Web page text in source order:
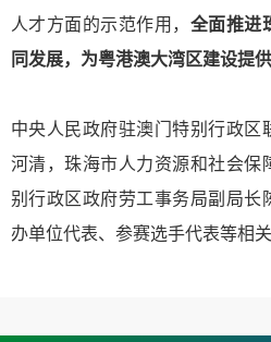
人才方面的示范作用， 全面推进
同发展，为粤港澳大湾区建设提
中央人民政府驻澳门特别行政区
河清，珠海市人力资源和社会保
别行政区政府劳工事务局副局长
办单位代表、参赛选手代表等相